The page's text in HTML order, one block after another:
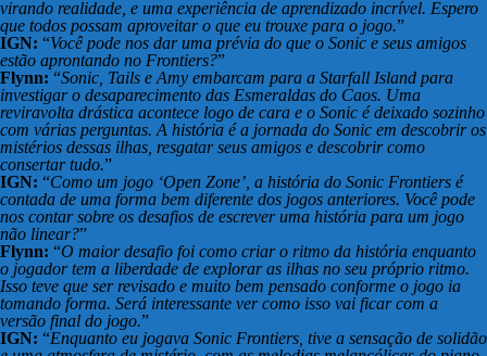
virando realidade, e uma experiência de aprendizado incrível. Espero
que todos possam aproveitar o que eu trouxe para o jogo.”
IGN: “Você pode nos dar uma prévia do que o Sonic e seus amigos
estão aprontando no Frontiers?”
Flynn: “Sonic, Tails e Amy embarcam para a Starfall Island para
investigar o desaparecimento das Esmeraldas do Caos. Uma
reviravolta drástica acontece logo de cara e o Sonic é deixado sozinho
com várias perguntas. A história é a jornada do Sonic em descobrir os
mistérios dessas ilhas, resgatar seus amigos e descobrir como
consertar tudo.”
IGN: “Como um jogo ‘Open Zone’, a história do Sonic Frontiers é
contada de uma forma bem diferente dos jogos anteriores. Você pode
nos contar sobre os desafios de escrever uma história para um jogo
não linear?”
Flynn: “O maior desafio foi como criar o ritmo da história enquanto
o jogador tem a liberdade de explorar as ilhas no seu próprio ritmo.
Isso teve que ser revisado e muito bem pensado conforme o jogo ia
tomando forma. Será interessante ver como isso vai ficar com a
versão final do jogo.”
IGN: “Enquanto eu jogava Sonic Frontiers, tive a sensação de solidão